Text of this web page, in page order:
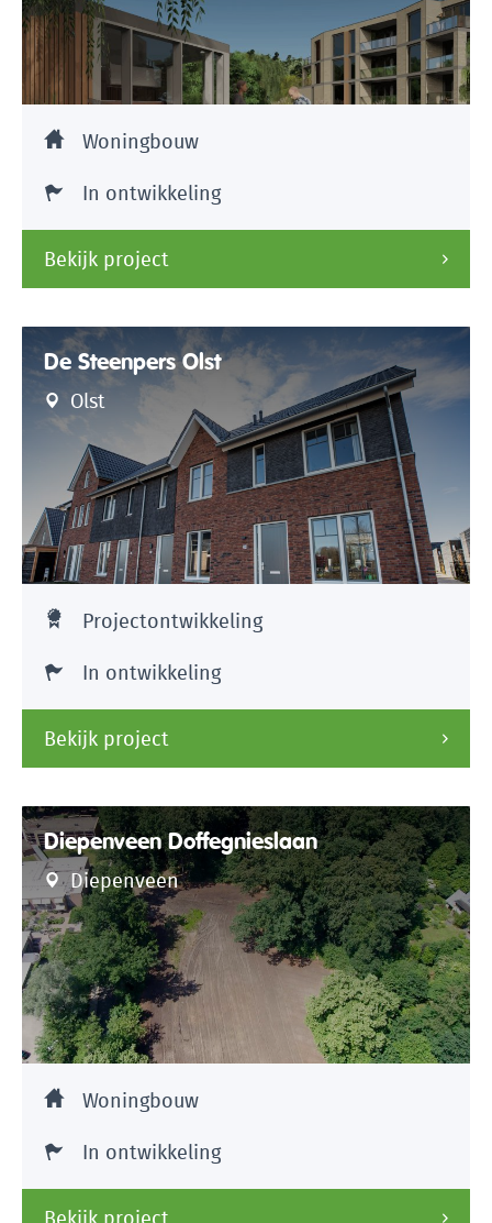
Woningbouw
In ontwikkeling
Bekijk project
De Steenpers Olst
Olst
Projectontwikkeling
In ontwikkeling
Bekijk project
Diepenveen Doffegnieslaan
Diepenveen
Woningbouw
In ontwikkeling